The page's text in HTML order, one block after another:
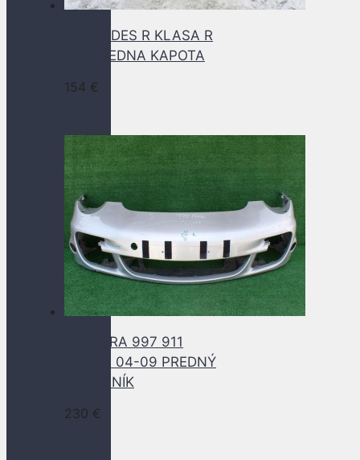
MERCEDES R KLASA R
251 PREDNA KAPOTA
154 €
CARRERA 997 911
TURBO 04-09 PREDNÝ
NÁRAZNÍK
230 €